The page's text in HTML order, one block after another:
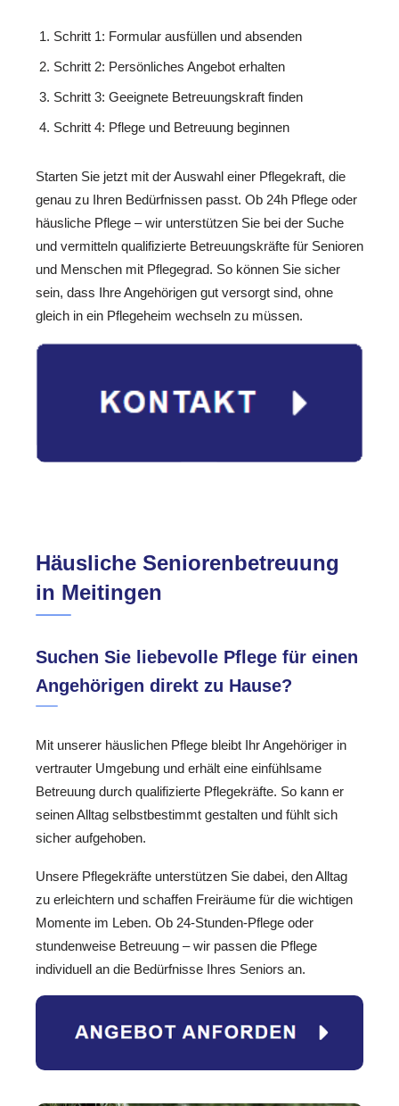
Schritt 1: Formular ausfüllen und absenden
Schritt 2: Persönliches Angebot erhalten
Schritt 3: Geeignete Betreuungskraft finden
Schritt 4: Pflege und Betreuung beginnen
Starten Sie jetzt mit der Auswahl einer Pflegekraft, die
genau zu Ihren Bedürfnissen passt. Ob 24h Pflege oder
häusliche Pflege – wir unterstützen Sie bei der Suche
und vermitteln qualifizierte Betreuungskräfte für Senioren
und Menschen mit Pflegegrad. So können Sie sicher
sein, dass Ihre Angehörigen gut versorgt sind, ohne
gleich in ein Pflegeheim wechseln zu müssen.
Häusliche Seniorenbetreuung
in Meitingen
Suchen Sie liebevolle Pflege für einen
Angehörigen direkt zu Hause?
Mit unserer häuslichen Pflege bleibt Ihr Angehöriger in
vertrauter Umgebung und erhält eine einfühlsame
Betreuung durch qualifizierte Pflegekräfte. So kann er
seinen Alltag selbstbestimmt gestalten und fühlt sich
sicher aufgehoben.
Unsere Pflegekräfte unterstützen Sie dabei, den Alltag
zu erleichtern und schaffen Freiräume für die wichtigen
Momente im Leben. Ob 24-Stunden-Pflege oder
stundenweise Betreuung – wir passen die Pflege
individuell an die Bedürfnisse Ihres Seniors an.